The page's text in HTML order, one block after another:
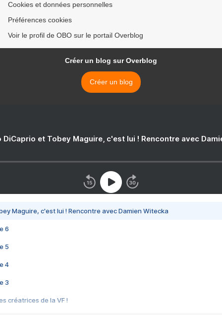
Cookies et données personnelles
Préférences cookies
Voir le profil de OBO sur le portail Overblog
Créer un blog sur Overblog
Créer un blog
DiCaprio et Tobey Maguire, c'est lui ! Rencontre avec
Maguire, c'est lui ! Rencontre avec Damien Witecka
6
5
4
3
créatrices de la VF !